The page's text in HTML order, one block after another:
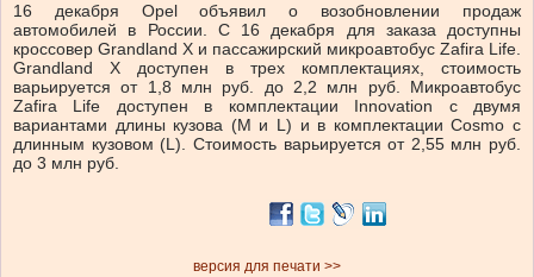
16 декабря Opel объявил о возобновлении продаж
автомобилей в России. С 16 декабря для заказа доступны
кроссовер Grandland X и пассажирский микроавтобус Zafira Life.
Grandland X доступен в трех комплектациях, стоимость
варьируется от 1,8 млн руб. до 2,2 млн руб. Микроавтобус
Zafira Life доступен в комплектации Innovation с двумя
вариантами длины кузова (M и L) и в комплектации Cosmo с
длинным кузовом (L). Стоимость варьируется от 2,55 млн руб.
до 3 млн руб.
версия для печати >>